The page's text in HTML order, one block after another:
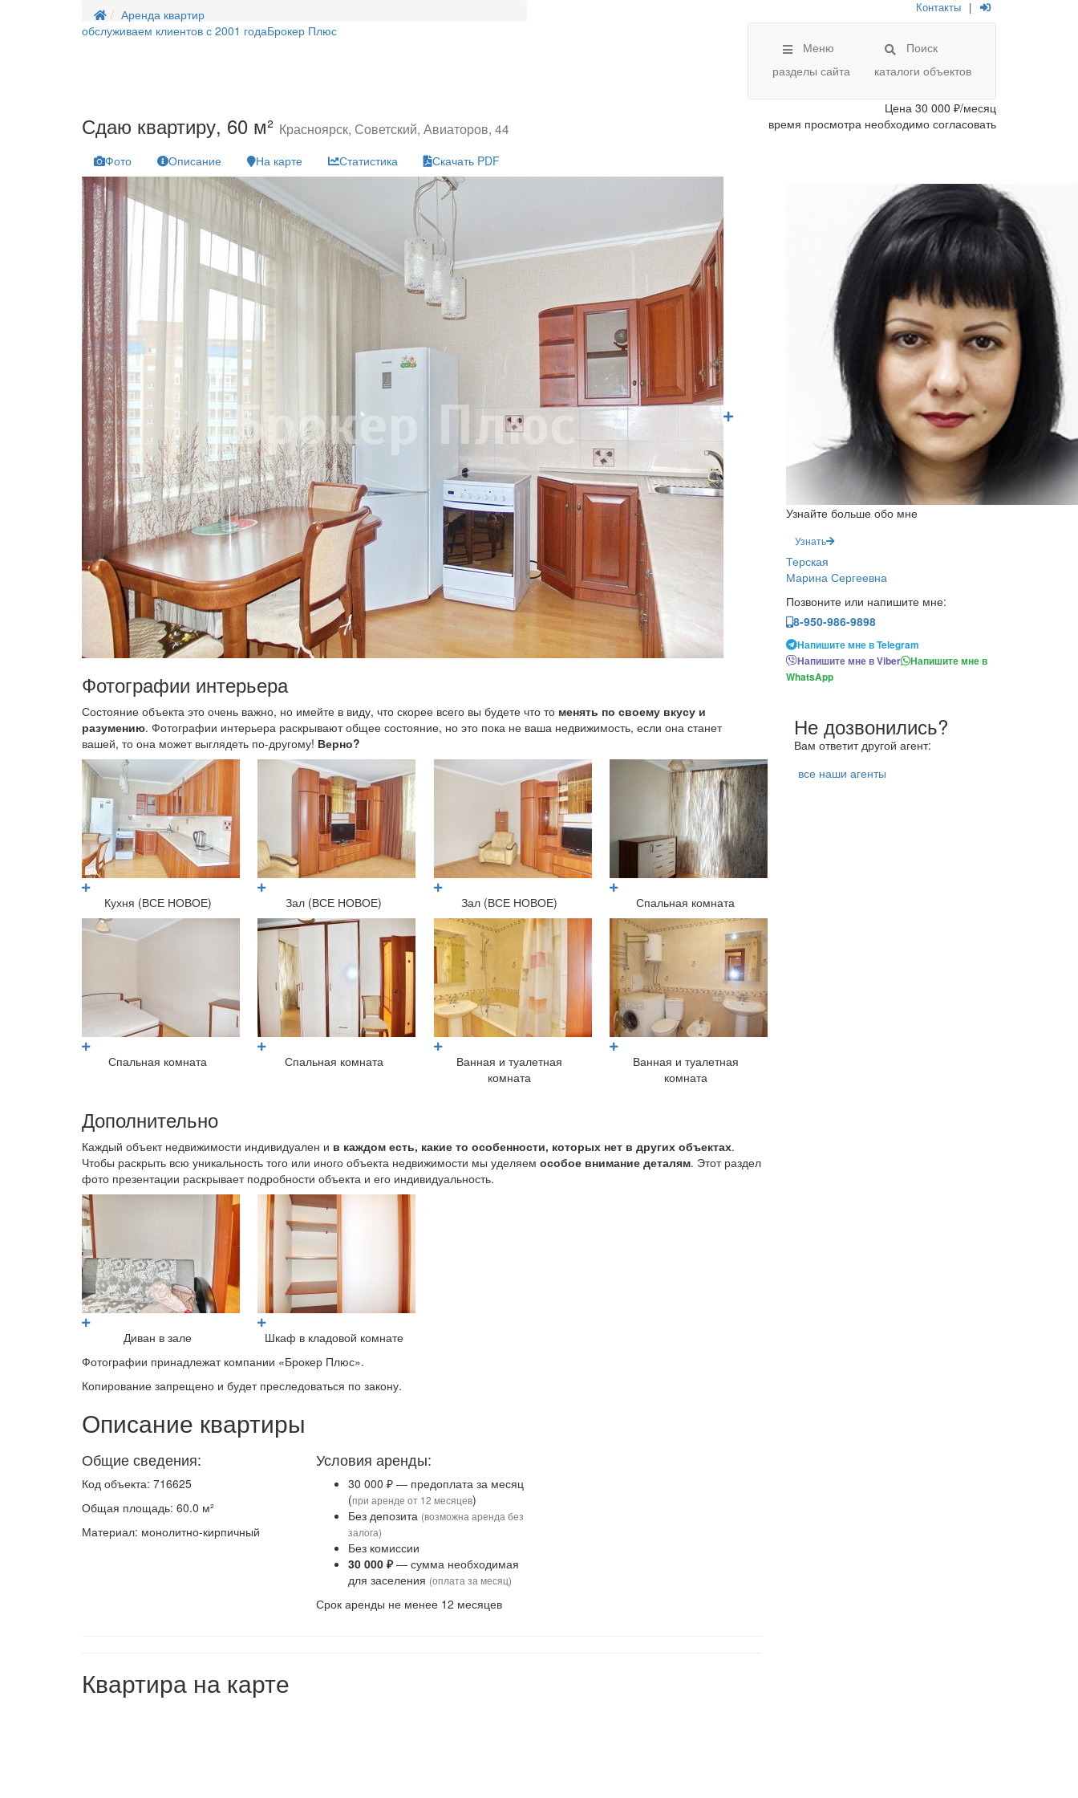
Аренда квартир Контакты |
Меню
разделы сайта
Поиск
каталоги объектов
обслуживаем клиентов с 2001 годаБрокер Плюс
Сдаю квартиру, 60 м² Красноярск, Советский, Авиаторов, 44
Цена 30 000 ₽/месяц
время просмотра необходимо согласовать
Фото Описание На карте Статистика Скачать PDF
Фотографии интерьера
Состояние объекта это очень важно, но имейте в виду, что скорее всего вы будете что то менять по своему вкусу и
разумению. Фотографии интерьера раскрывают общее состояние, но это пока не ваша недвижимость, если она станет
вашей, то она может выглядеть по-другому! Верно?
Кухня (ВСЕ НОВОЕ) Зал (ВСЕ НОВОЕ) Зал (ВСЕ НОВОЕ) Спальная комната
Спальная комната Спальная комната
Ванная и туалетная
комната
Ванная и туалетная
комната
Дополнительно
Каждый объект недвижимости индивидуален и в каждом есть, какие то особенности, которых нет в других объектах.
Чтобы раскрыть всю уникальность того или иного объекта недвижимости мы уделяем особое внимание деталям. Этот раздел
фото презентации раскрывает подробности объекта и его индивидуальность.
Диван в зале
Шкаф в кладовой комнате
Фотографии принадлежат компании «Брокер Плюс».
Копирование запрещено и будет преследоваться по закону.
Описание квартиры
Общие сведения:
Код объекта: 716625
Общая площадь: 60.0 м²
Материал: монолитно-кирпичный
Условия аренды:
30 000 ₽ — предоплата за месяц
(при аренде от 12 месяцев)
Без депозита (возможна аренда без
залога)
Без комиссии
30 000 ₽— сумма необходимая
для заселения (оплата за месяц)
Срок аренды не менее 12 месяцев
Квартира на карте
Узнайте больше обо мне
Узнать
Терская
Марина Сергеевна
Позвоните или напишите мне:
8-950-986-9898
Напишите мне в Telegram
Напишите мне в Viber
Напишите мне в
WhatsApp
Не дозвонились?
Вам ответит другой агент:
все наши агенты